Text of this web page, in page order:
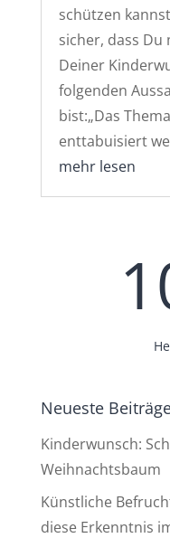
schützen
sicher, dass
Deiner
folgenden
bist:„Das
enttabuisiert
mehr lesen
Neueste
Kinderwunsch:
Weihnachtsbaum
Künstliche
diese Erkenntnis